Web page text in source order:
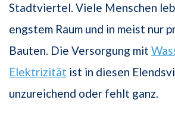
Stadtviertel. Viele Menschen
engstem Raum und in meist nur
Bauten. Die Versorgung mit
Elektrizität ist in diesen
unzureichend oder fehlt ganz.